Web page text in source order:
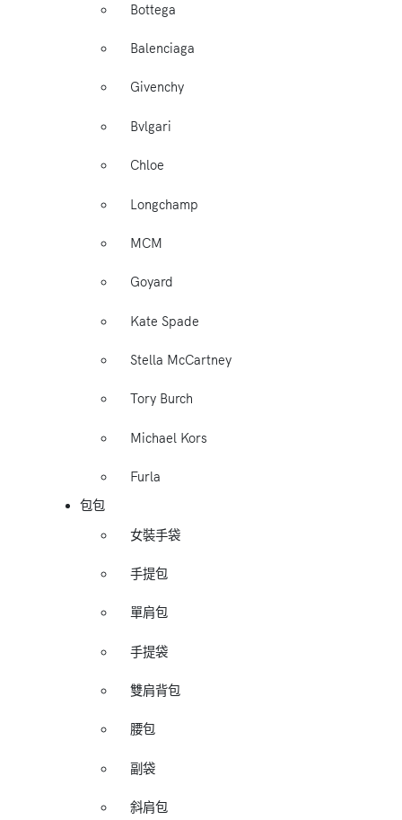
Bottega
Balenciaga
Givenchy
Bvlgari
Chloe
Longchamp
MCM
Goyard
Kate Spade
Stella McCartney
Tory Burch
Michael Kors
Furla
包包
女裝手袋
手提包
單肩包
手提袋
雙肩背包
腰包
副袋
斜肩包